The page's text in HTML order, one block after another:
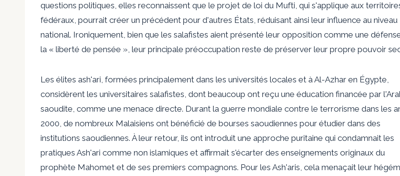
questions politiques, elles reconnaissent que le projet de loi du Mufti, qui s'applique aux
fédéraux, pourrait créer un précédent pour d'autres États, réduisant ainsi leur influence au niveau
national. Ironiquement, bien que les salafistes aient présenté leur opposition comme une
la « liberté de pensée », leur principale préoccupation reste de préserver leur propre pouvoir
Les élites ash'ari, formées principalement dans les universités locales et à Al-Azhar en Égypte,
considèrent les universitaires salafistes, dont beaucoup ont reçu une éducation financée par
saoudite, comme une menace directe. Durant la guerre mondiale contre le terrorisme dans les
2000, de nombreux Malaisiens ont bénéficié de bourses saoudiennes pour étudier dans des
institutions saoudiennes. À leur retour, ils ont introduit une approche puritaine qui condamnait les
pratiques Ash'ari comme non islamiques et affirmait s'écarter des enseignements originaux du
prophète Mahomet et de ses premiers compagnons. Pour les Ash'aris, cela menaçait leur